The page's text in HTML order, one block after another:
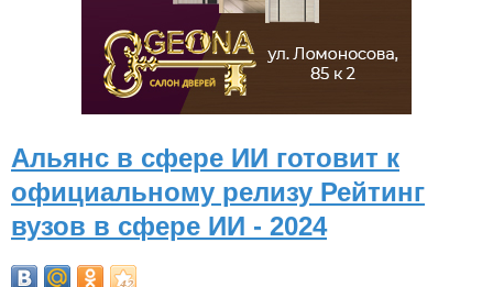
Альянс в сфере ИИ готовит к
официальному релизу Рейтинг
вузов в сфере ИИ - 2024